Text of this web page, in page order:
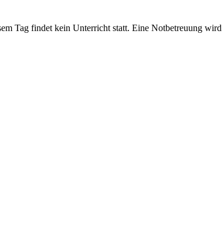
Tag findet kein Unterricht statt. Eine Notbetreuung